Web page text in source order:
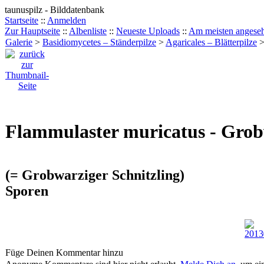
taunuspilz - Bilddatenbank
Startseite :: Anmelden
Zur Hauptseite :: Albenliste :: Neueste Uploads :: Am meisten
Galerie > Basidiomycetes – Ständerpilze > Agaricales – Blätterpilze >
Flammulaster muricatus -
(= Grobwarziger Schnitzling)
Sporen
Füge Deinen Kommentar hinzu